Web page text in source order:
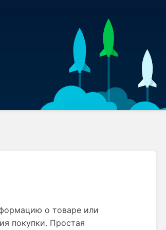
о товаре или
покупки. Простая